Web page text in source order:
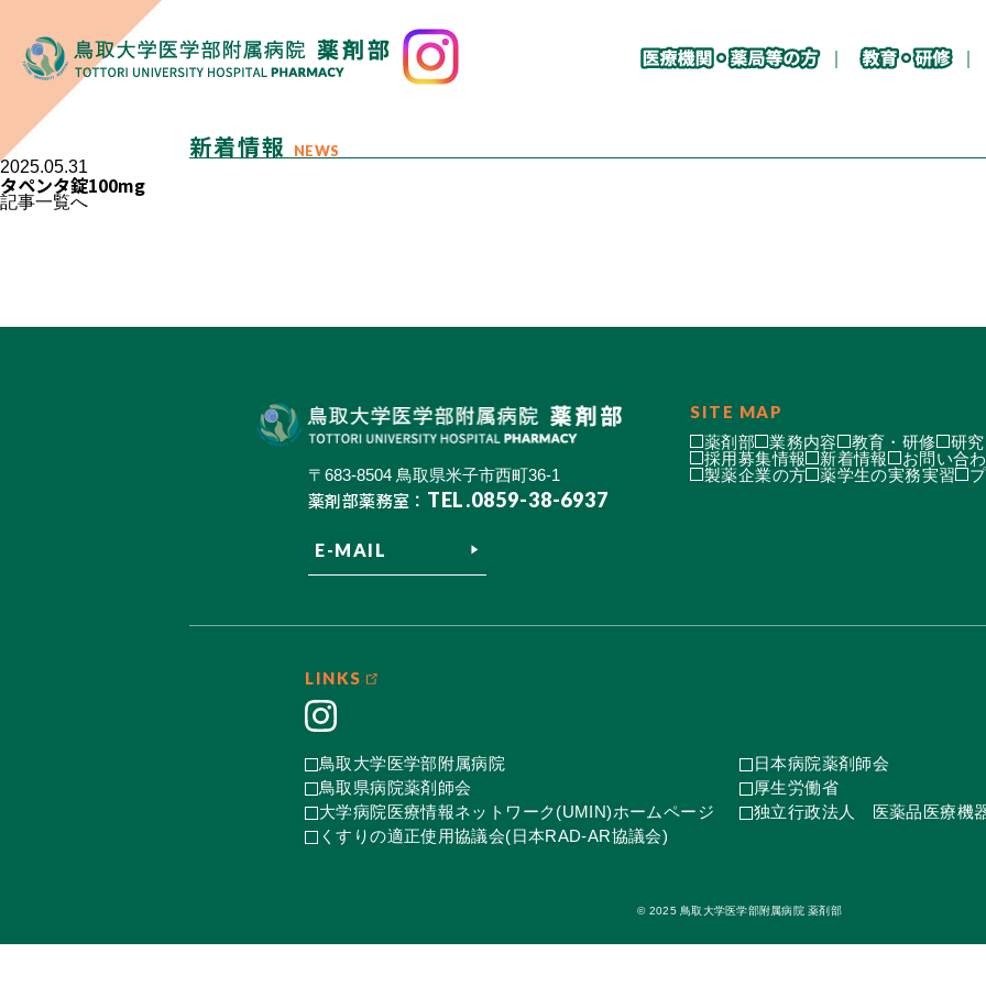
新着情報 NEWS
2025.05.31
タペンタ錠100mg
記事一覧へ
〒683-8504 鳥取県米子市西町36-1
薬剤部薬務室： TEL.0859-38-6937
E-MAIL
SITE MAP
薬剤部 業務内容 教育・研修 研
採用募集情報
新着情報 お問い合
製薬企業の方
薬学生の実務実習
LINKS
鳥取大学医学部附属病院
日本病院薬剤師会
鳥取県病院薬剤師会
厚生労働省
大学病院医療情報ネットワーク(UMIN)ホームページ
独立行政法人 医薬品医療機
くすりの適正使用協議会(日本RAD-AR協議会)
© 2025 鳥取大学医学部附属病院 薬剤部